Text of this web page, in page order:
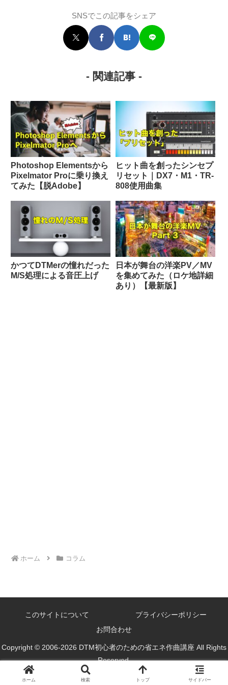
SNSでこの記事をシェア
- 関連記事 -
Photoshop Elementsから
Pixelmator Proに乗り換え
てみた【脱Adobe】
ヒット曲を創ったシンセプ
リセット｜DX7・M1・TR-
808使用曲集
かつてDTMerの憧れだった
M/S処理による音圧上げ
日本が舞台の洋楽PV／MV
を集めてみた（ロケ地詳細
あり）【最新版】
ホーム コラム
このサイトについて
プライバシーポリシー
お問合わせ
Copyright © 2006-2026 DTM初心者のための省エネ作曲講座 All Rights
Reserved.
ホーム 検索 トップ サイドバー